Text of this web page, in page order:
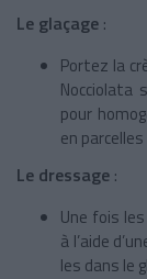
Le glaçage :
Portez la
Nocciolata
pour
en
Le dressage :
Une fois les
à l’aide
les dans le